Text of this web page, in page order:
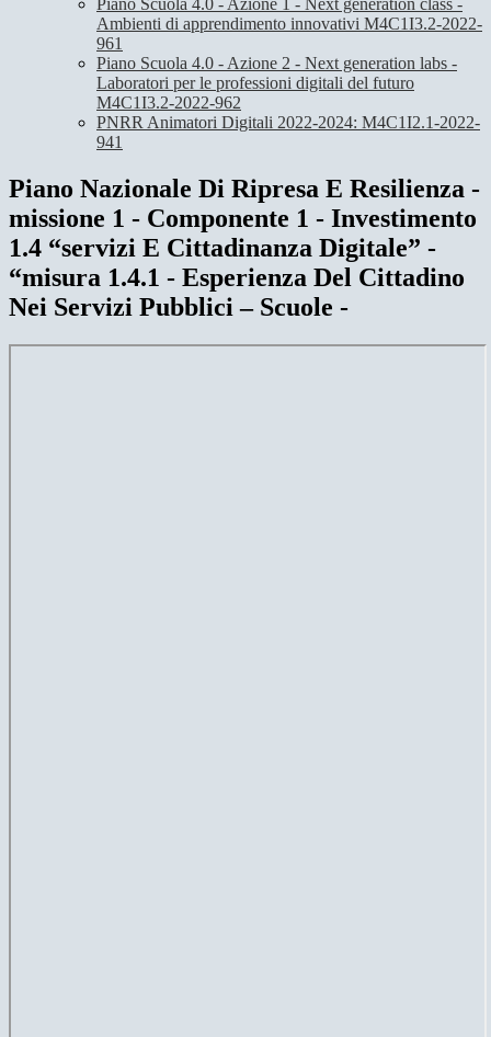
Piano Scuola 4.0 - Azione 1 - Next generation class -
Ambienti di apprendimento innovativi M4C1I3.2-2022-
961
Piano Scuola 4.0 - Azione 2 - Next generation labs -
Laboratori per le professioni digitali del futuro
M4C1I3.2-2022-962
PNRR Animatori Digitali 2022-2024: M4C1I2.1-2022-
941
Piano Nazionale Di Ripresa E Resilienza -
missione 1 - Componente 1 - Investimento
1.4 “servizi E Cittadinanza Digitale” -
“misura 1.4.1 - Esperienza Del Cittadino
Nei Servizi Pubblici – Scuole -